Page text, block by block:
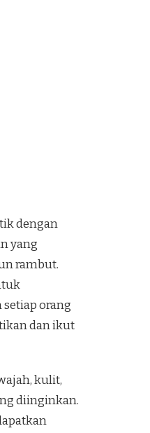
dengan
yang
rambut.
orang
dan ikut
kulit,
diinginkan.